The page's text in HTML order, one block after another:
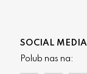
SOCIAL MEDIA
Polub nas na: